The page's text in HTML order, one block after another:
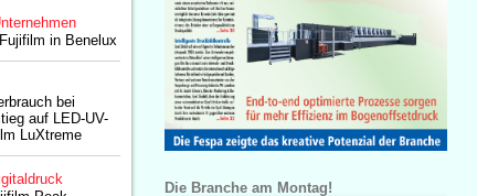
in Benelux
bei
auf LED-UV-
LuXtreme
Die Branche am Montag!